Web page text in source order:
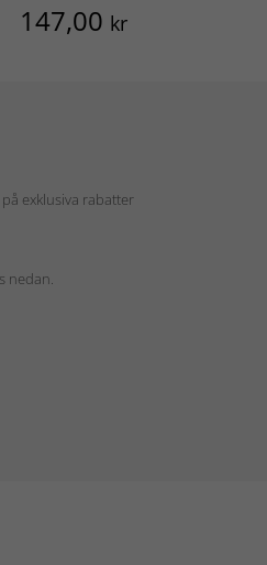
147,00 kr
exklusiva rabatter
nedan.